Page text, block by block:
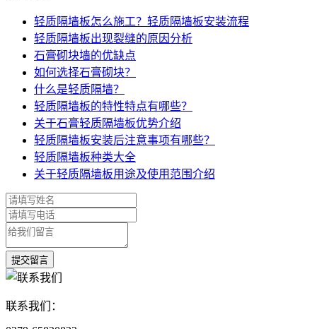
轻质隔墙板怎么施工？轻质隔墙板安装流程
轻质隔墙板出现裂缝的原因分析
石膏砌块墙的优缺点
如何选择石膏砌块？
什么是轻质隔墙？
轻质隔墙板的特性特点有哪些？
关于石膏轻质隔墙板优势介绍
轻质隔墙板安装后注意事项有哪些？
轻质隔墙板种类大全
关于轻质隔墙板用途及使用范围介绍
联系我们：